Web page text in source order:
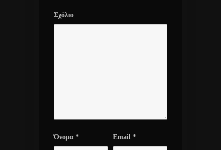
Σχόλιο
Όνομα * Email *